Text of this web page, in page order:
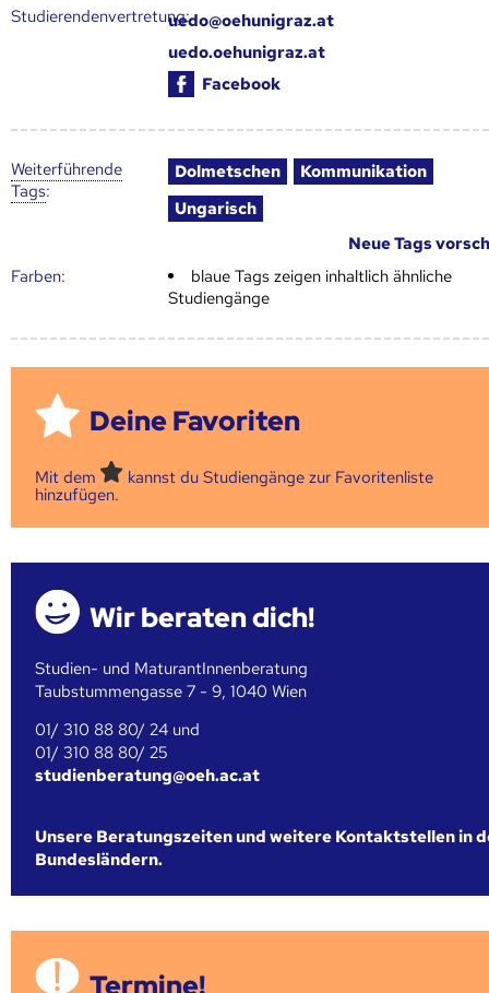
Studierendenvertretung:uedo@oehunigraz.at
uedo.oehunigraz.at
Facebook
Weiter­führende
Tags:
Dolmetschen
Kommunikation
Ungarisch
Neue Tags
Farben:
blaue Tags zeigen inhaltlich ähnliche
Studiengänge
Deine Favoriten
Mit dem
kannst du Studiengänge zur Favoritenliste
hinzufügen.
Wir beraten dich!
Studien- und MaturantInnenberatung
Taubstummengasse 7 - 9, 1040 Wien
01/ 310 88 80/ 24 und
01/ 310 88 80/ 25
studienberatung@oeh.ac.at
Unsere Beratungszeiten und weitere Kontaktstellen in
Bundesländern.
Termine!